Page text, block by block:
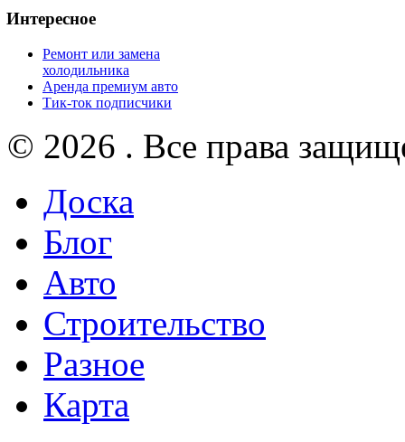
Интересное
Ремонт или замена
холодильника
Аренда премиум авто
Тик-ток подписчики
© 2026 . Все права
Доска
Блог
Авто
Строительство
Разное
Карта